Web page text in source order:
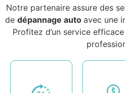
Notre partenaire assure des
de dépannage auto avec une
Profitez d’un service efficace